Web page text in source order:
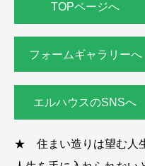
TOPページへ
フォームギャラリーへ
エルハウスのSNSへ
★ 住まい造りは望む人